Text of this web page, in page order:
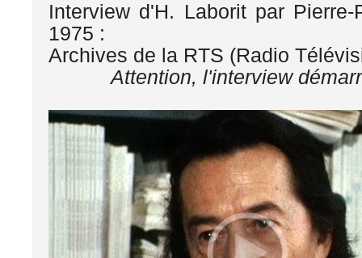
Interview d'H. Laborit par
1975 :
Archives de la RTS (Radio
Attention, l'interview